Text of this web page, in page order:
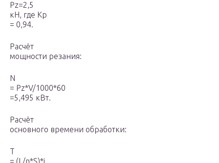
Pz=2,5
кH, где Kp
= 0,94.
Расчёт
мощности резания:
N
= Pz*V/1000*60
=5,495 кВт.
Расчёт
основного времени обработки:
T
= (L/n*S)*i